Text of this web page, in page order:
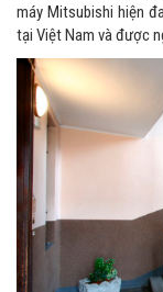
máy Mitsubishi hiện
tại Việt Nam và được